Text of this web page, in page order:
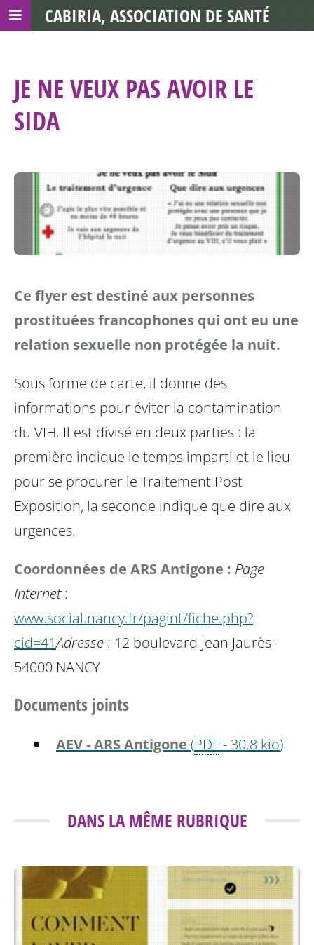
JE NE VEUX PAS AVOIR LE
SIDA
Ce flyer est destiné aux personnes
prostituées francophones qui ont eu une
relation sexuelle non protégée la nuit.
Sous forme de carte, il donne des
informations pour éviter la contamination
du VIH. Il est divisé en deux parties : la
première indique le temps imparti et le lieu
pour se procurer le Traitement Post
Exposition, la seconde indique que dire aux
urgences.
Coordonnées de ARS Antigone : Page
Internet:
www.social.nancy.fr/pagint/fiche.php?
cid=41Adresse : 12 boulevard Jean Jaurès -
54000 NANCY
Documents joints
AEV - ARS Antigone (PDF- 30.8 kio)
DANS LA MÊME RUBRIQUE
CABIRIA, ASSOCIATION DE SANTÉ